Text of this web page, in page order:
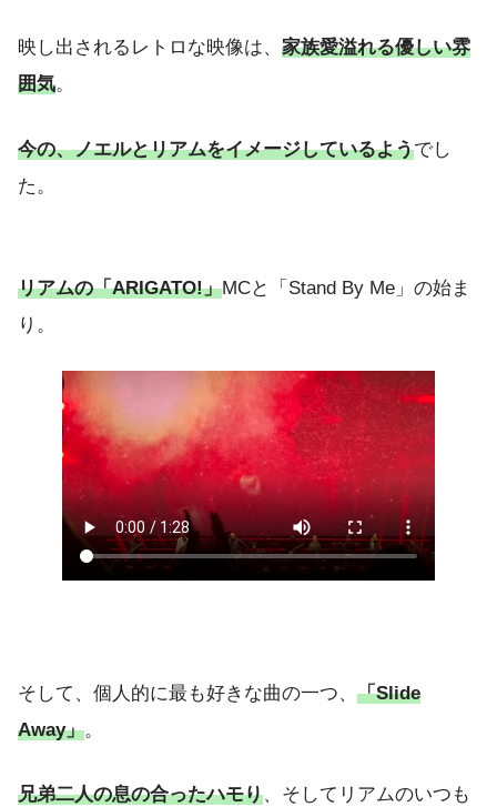
映し出されるレトロな映像は、 家族愛溢れる優しい雰
囲気。
今の、ノエルとリアムをイメージしているようでし
た。
リアムの「ARIGATO!」MCと「Stand By Me」の始ま
り。
そして、個人的に最も好きな曲の一つ、 「Slide
Away」。
兄弟二人の息の合ったハモり、そしてリアムのいつも